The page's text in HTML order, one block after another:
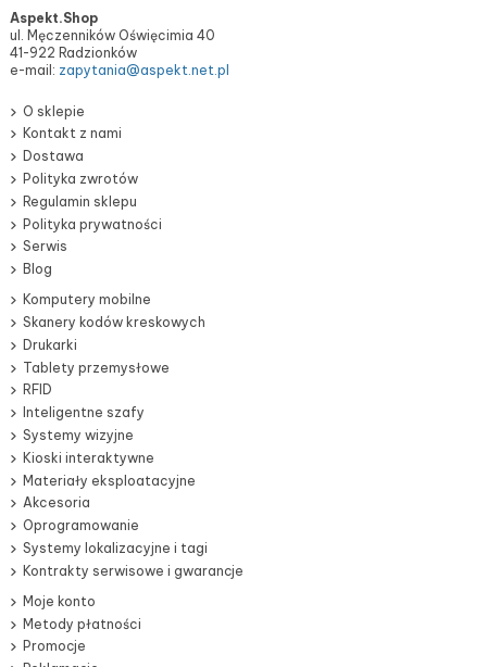
Aspekt.Shop
ul. Męczenników Oświęcimia 40
41-922 Radzionków
e-mail: zapytania@aspekt.net.pl
O sklepie
Kontakt z nami
Dostawa
Polityka zwrotów
Regulamin sklepu
Polityka prywatności
Serwis
Blog
Komputery mobilne
Skanery kodów kreskowych
Drukarki
Tablety przemysłowe
RFID
Inteligentne szafy
Systemy wizyjne
Kioski interaktywne
Materiały eksploatacyjne
Akcesoria
Oprogramowanie
Systemy lokalizacyjne i tagi
Kontrakty serwisowe i gwarancje
Moje konto
Metody płatności
Promocje